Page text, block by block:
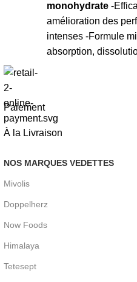
monohydrate-
amélioration des
intenses -Formule
absorption,
Paiement
À la Livraison
NOS MARQUES VEDETTES
Mivolis
Doppelherz
Now Foods
Himalaya
Tetesept